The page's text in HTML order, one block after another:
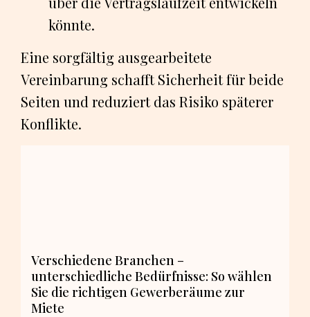
könnte.
Eine sorgfältig ausgearbeitete
Vereinbarung schafft Sicherheit für beide
Seiten und reduziert das Risiko späterer
Konflikte.
Verschiedene Branchen –
unterschiedliche Bedürfnisse: So wählen
Sie die richtigen Gewerberäume zur
Miete